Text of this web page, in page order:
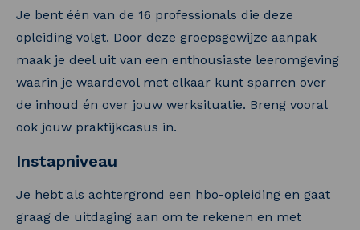
Je bent één van de 16 professionals die deze
opleiding volgt. Door deze groepsgewijze aanpak
maak je deel uit van een enthousiaste leeromgeving
waarin je waardevol met elkaar kunt sparren over
de inhoud én over jouw werksituatie. Breng vooral
ook jouw praktijkcasus in.
Instapniveau
Je hebt als achtergrond een hbo-opleiding en gaat
graag de uitdaging aan om te rekenen en met